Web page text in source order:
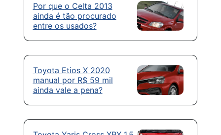
Por que o Celta 2013
ainda é tão procurado
entre os usados?
Toyota Etios X 2020
manual por R$ 59 mil
ainda vale a pena?